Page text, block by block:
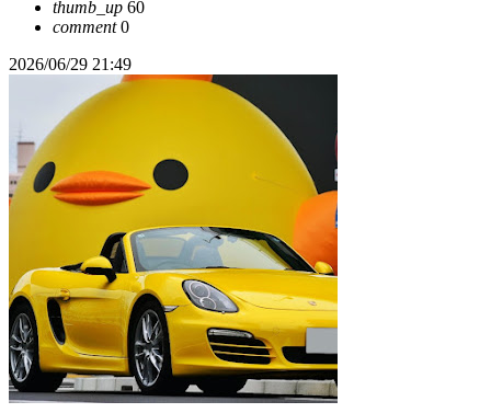
thumb_up 60
comment0
2026/06/29 21:49